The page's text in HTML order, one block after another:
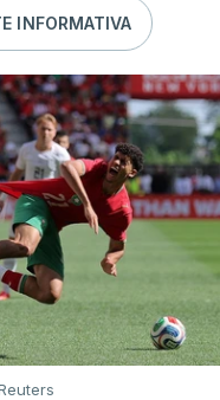
INFORMATIVA